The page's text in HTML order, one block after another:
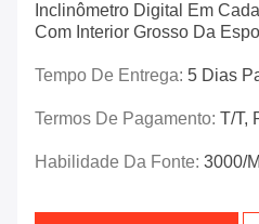
Inclinômetro Digital Em
Com Interior Grosso Da
Tempo De Entrega: 5 Dias
Termos De Pagamento: T/T,
Habilidade Da Fonte: 3000/